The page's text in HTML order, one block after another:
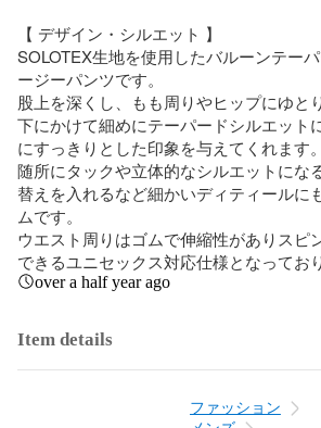
【 デザイン・シルエット 】
SOLOTEX生地を使用したバルーンテー
ージーパンツです。
股上を深くし、もも周りやヒップにゆと
下にかけて細めにテーパードシルエット
にすっきりとした印象を与えてくれます。
随所にタックや立体的なシルエットにな
替えを入れるなど細かいディティールに
ムです。
ウエスト周りはゴムで伸縮性がありスピ
できるユニセックス対応仕様となってお
over a half year ago
Item details
ファッション